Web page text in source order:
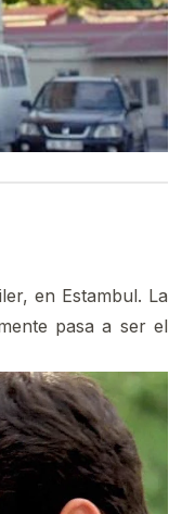
en Estambul. La
pasa a ser el